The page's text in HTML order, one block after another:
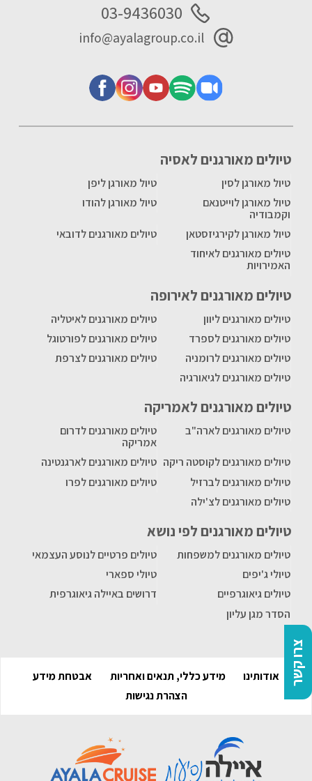
צרו קשר
טיולים מאורגנים לאסיה
טיול מאורגן לסין
טיול מאורגן ליפן
טיול מאורגן לוייטנאם
וקמבודיה
טיול מאורגן להודו
טיול מאורגן לקירגיזסטאן
טיולים מאורגנים לדובאי
טיולים מאורגנים לאיחוד
האמירויות
טיולים מאורגנים לאירופה
טיולים מאורגנים ליוון
טיולים מאורגנים לאיטליה
טיולים מאורגנים לספרד
טיולים מאורגנים לפורטוגל
טיולים מאורגנים לרומניה
טיולים מאורגנים לצרפת
טיולים מאורגנים לגיאורגיה
טיולים מאורגנים לאמריקה
טיולים מאורגנים לארה"ב
טיולים מאורגנים לדרום
אמריקה
טיולים מאורגנים לקוסטה ריקה טיולים מאורגנים לארגנטינה
טיולים מאורגנים לברזיל
טיולים מאורגנים לפרו
טיולים מאורגנים לצ'ילה
טיולים מאורגנים לפי נושא
טיולים מאורגנים למשפחות
טיולים פרטיים לנוסע העצמאי
טיולי ג'יפים
טיולי ספארי
טיולים גיאוגרפיים
דרושים באיילה גיאוגרפית
הסדר מגן עליון
03-9436030
info@ayalagroup.co.il
אודותינו מידע כללי, תנאים ואחריות
אבטחת מידע
הצהרת נגישות